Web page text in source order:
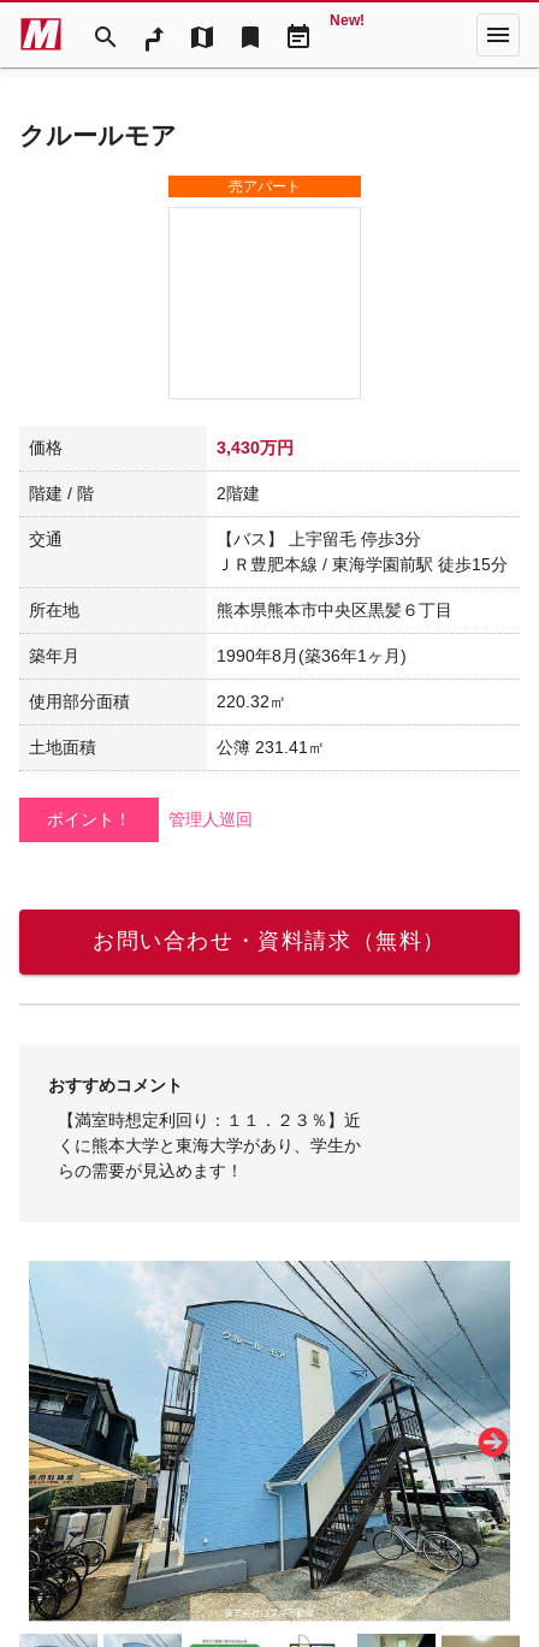
search map bookmark event_note
New! menu
クルールモア
売アパート
価格 3,430万円
階建 / 階 2階建
交通
【バス】 上宇留毛 停歩3分
ＪＲ豊肥本線 / 東海学園前駅 徒歩15分
所在地 熊本県熊本市中央区黒髪６丁目
築年月 1990年8月(築36年1ヶ月)
使用部分面積 220.32㎡
土地面積 公簿 231.41㎡
ポイント！ 管理人巡回
お問い合わせ・資料請求（無料）
おすすめコメント
【満室時想定利回り：１１．２３％】近
くに熊本大学と東海大学があり、学生か
らの需要が見込めます！